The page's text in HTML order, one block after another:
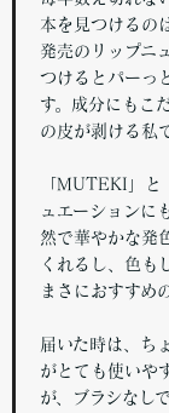
本を見つけるの
発売のリップニ
つけるとパーっ
す。成分にもこ
の皮が剥ける私
「MUTEKI」と
ュエーションに
然で華やかな発
くれるし、色も
まさにおすすめ
届いた時は、ち
がとても使いや
が、ブラシなし